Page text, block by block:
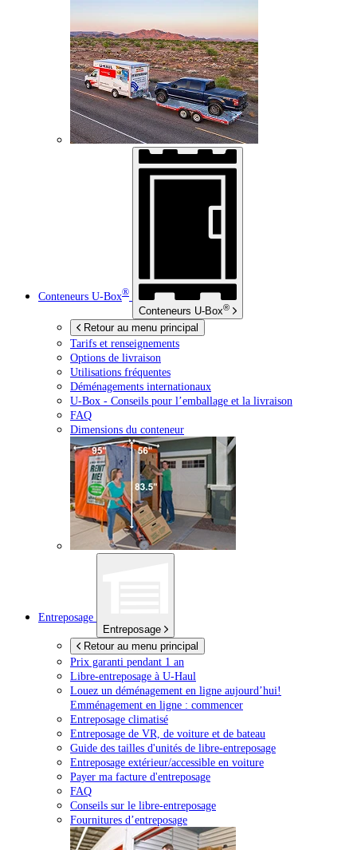
Conteneurs U-Box®
Conteneurs U-Box®
Retour au menu principal
Tarifs et renseignements
Options de livraison
Utilisations fréquentes
Déménagements internationaux
U-Box - Conseils pour l’emballage et la livraison
FAQ
Dimensions du conteneur
Entreposage
Entreposage
Retour au menu principal
Prix garanti pendant 1 an
Libre-entreposage à U-Haul
Louez un déménagement en ligne aujourd’hui!
Emménagement en ligne : commencer
Entreposage climatisé
Entreposage de VR, de voiture et de bateau
Guide des tailles d'unités de libre-entreposage
Entreposage extérieur/accessible en voiture
Payer ma facture d'entreposage
FAQ
Conseils sur le libre-entreposage
Fournitures d’entreposage